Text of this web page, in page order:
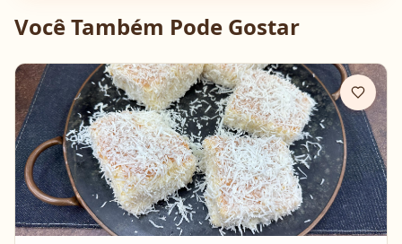
Você Também Pode Gostar